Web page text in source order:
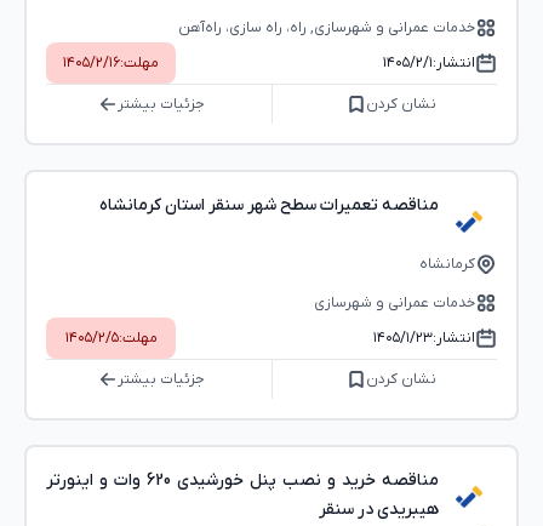
خدمات عمرانی و شهرسازی, راه، راه‌ سازی، راه‌آهن
انتشار:۱۴۰۵/۲/۱ مهلت:۱۴۰۵/۲/۱۶
نشان کردن جزئیات بیشتر
مناقصه تعمیرات سطح شهر سنقر استان کرمانشاه
کرمانشاه
خدمات عمرانی و شهرسازی
انتشار:۱۴۰۵/۱/۲۳ مهلت:۱۴۰۵/۲/۵
نشان کردن جزئیات بیشتر
مناقصه خرید و نصب پنل خورشیدی 620 وات و اینورتر
هیبریدی در سنقر